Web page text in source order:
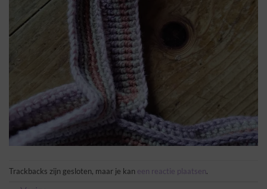
Trackbacks zijn gesloten, maar je kan een reactie plaatsen.